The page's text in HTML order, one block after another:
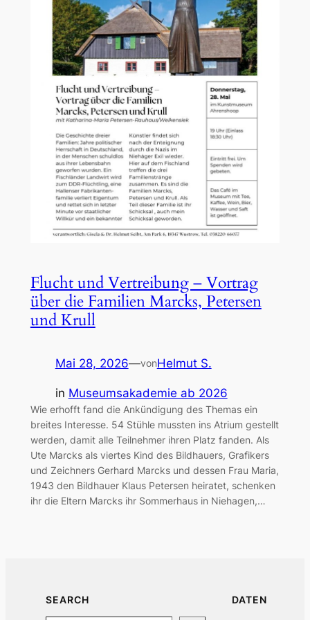
Flucht und Vertreibung – Vortrag
über die Familien Marcks, Petersen
und Krull
Mai 28, 2026—vonHelmut S.
in Museumsakademie ab 2026
Wie erhofft fand die Ankündigung des Themas ein
breites Interesse. 54 Stühle mussten ins Atrium gestellt
werden, damit alle Teilnehmer ihren Platz fanden. Als
Ute Marcks als viertes Kind des Bildhauers, Grafikers
und Zeichners Gerhard Marcks und dessen Frau Maria,
1943 den Bildhauer Klaus Petersen heiratet, schenken
ihr die Eltern Marcks ihr Sommerhaus in Niehagen,…
SEARCH DATEN